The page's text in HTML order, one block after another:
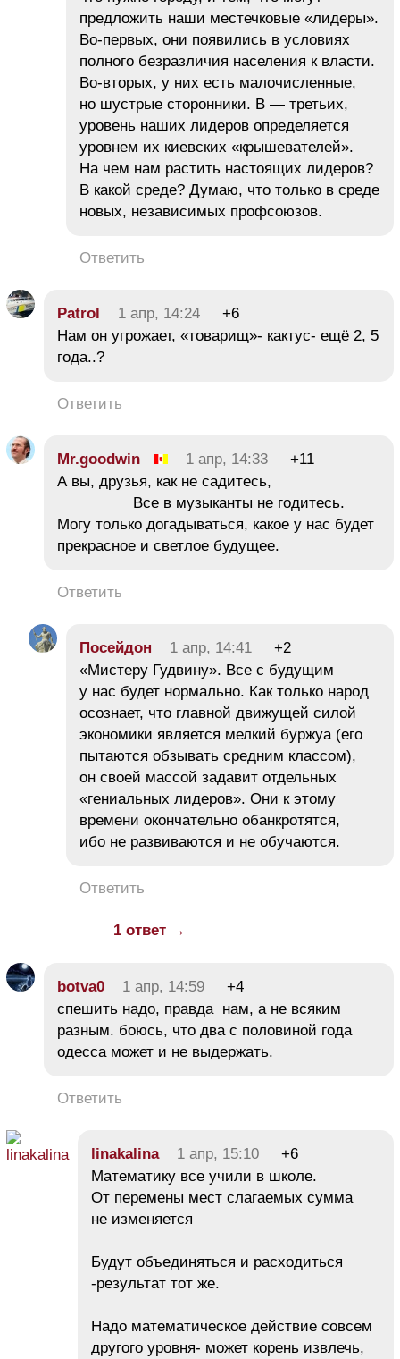
предложить наши местечковые «лидеры».
Во-первых, они появились в условиях
полного безразличия населения к власти.
Во-вторых, у них есть малочисленные,
но шустрые сторонники. В — третьих,
уровень наших лидеров определяется
уровнем их киевских «крышевателей».
На чем нам растить настоящих лидеров?
В какой среде? Думаю, что только в среде
новых, независимых профсоюзов.
Ответить
Patrol 1 апр, 14:24
+6
Нам он угрожает, «товарищ»- кактус- ещё 2, 5
года..?
Ответить
Mr.goodwin 1 апр, 14:33
+11
А вы, друзья, как не садитесь,
Все в музыканты не годитесь.
Могу только догадываться, какое у нас будет
прекрасное и светлое будущее.
Ответить
Посейдон 1 апр, 14:41
+2
«Мистеру Гудвину». Все с будущим
у нас будет нормально. Как только народ
осознает, что главной движущей силой
экономики является мелкий буржуа (его
пытаются обзывать средним классом),
он своей массой задавит отдельных
«гениальных лидеров». Они к этому
времени окончательно обанкротятся,
ибо не развиваются и не обучаются.
Ответить
1 ответ →
botva0 1 апр, 14:59
+4
спешить надо, правда нам, а не всяким
разным. боюсь, что два с половиной года
одесса может и не выдержать.
Ответить
linakalina 1 апр, 15:10
+6
Математику все учили в школе.
От перемены мест слагаемых сумма
не изменяется
Будут объединяться и расходиться
-результат тот же.
Надо математическое действие совсем
другого уровня- может корень извлечь,